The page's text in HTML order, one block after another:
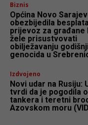
Biznis
Općina Novo
obezbijedila
prijevoz za građane
žele prisustvovati
obilježavanju
genocida u
Izdvojeno
Novi udar na Rusiju:
tvrdi da je pogodila
tankera i teretni
Azovskom moru